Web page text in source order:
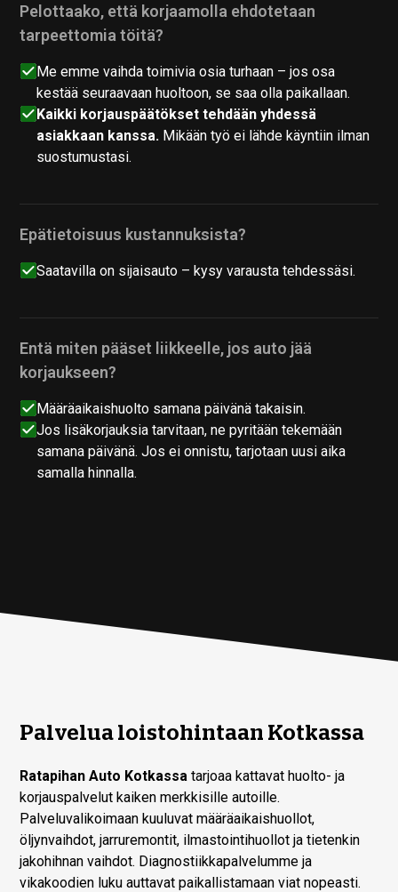
Pelottaako, että korjaamolla ehdotetaan
tarpeettomia töitä?
Me emme vaihda toimivia osia turhaan – jos osa
kestää seuraavaan huoltoon, se saa olla paikallaan.
Kaikki korjauspäätökset tehdään yhdessä
asiakkaan kanssa. Mikään työ ei lähde käyntiin ilman
suostumustasi.
Epätietoisuus kustannuksista?
Saatavilla on sijaisauto – kysy varausta tehdessäsi.
Entä miten pääset liikkeelle, jos auto jää
korjaukseen?
Määräaikaishuolto samana päivänä takaisin.
Jos lisäkorjauksia tarvitaan, ne pyritään tekemään
samana päivänä. Jos ei onnistu, tarjotaan uusi aika
samalla hinnalla.
Palvelua loistohintaan Kotkassa
Ratapihan Auto Kotkassa tarjoaa kattavat huolto- ja
korjauspalvelut kaiken merkkisille autoille.
Palveluvalikoimaan kuuluvat määräaikaishuollot,
öljynvaihdot, jarruremontit, ilmastointihuollot ja tietenkin
jakohihnan vaihdot. Diagnostiikkapalvelumme ja
vikakoodien luku auttavat paikallistamaan viat nopeasti.